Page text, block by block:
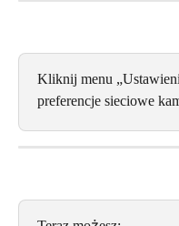
Kliknij menu
preferencje sieciowe